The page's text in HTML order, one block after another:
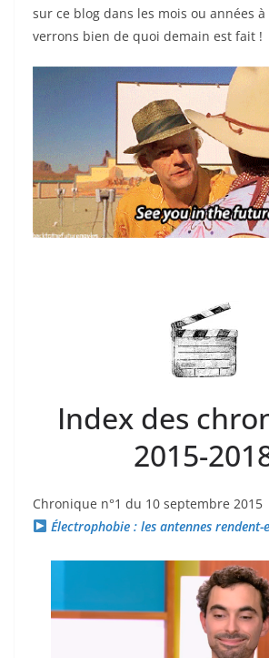
sur ce blog dans les mois ou années
verrons bien de quoi demain est fait !
Index des
2015-
Chronique n°1 du 10 septembre 2015
Électrophobie : les antennes rendent-